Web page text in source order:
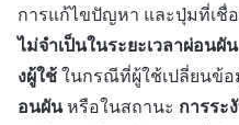
การแก้ไขปัญหา และปุ่มที่เชื่
ไม่จำเป็นในระยะเวลาผ่อน
งผู้ใช้ ในกรณีที่ผู้ใช้เปลี่ยนข้อ
อนผันหรือในสถานะ การระ